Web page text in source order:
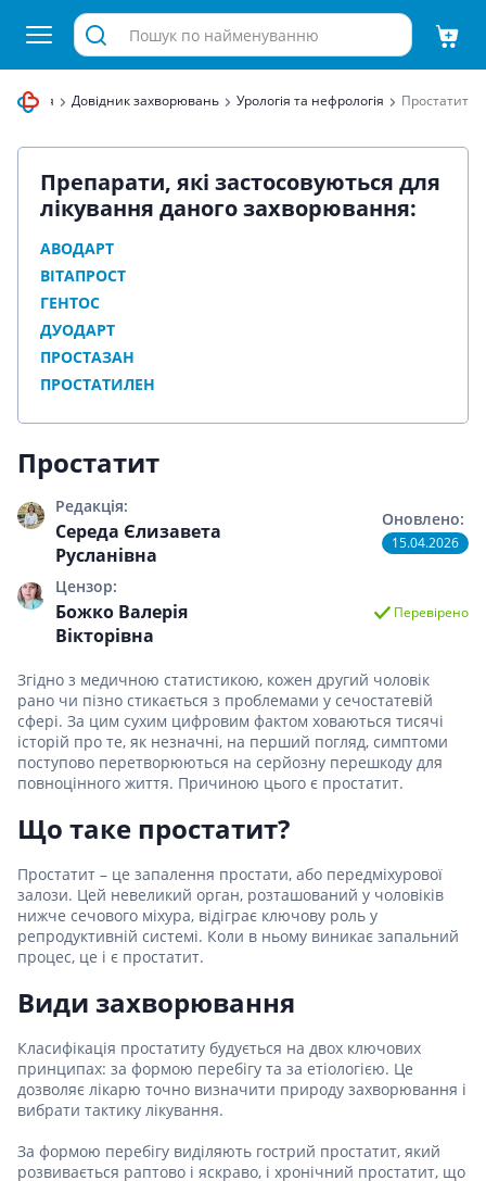
Довідник захворювань Урологія та нефрологія Простатит
Препарати, які застосовуються для
лікування даного захворювання:
АВОДАРТ
ВІТАПРОСТ
ГЕНТОС
ДУОДАРТ
ПРОСТАЗАН
ПРОСТАТИЛЕН
Простатит
Редакція:
Середа Єлизавета
Русланівна
Цензор:
Божко Валерія
Вікторівна
Оновлено:
15.04.2026
Перевірено
Згідно з медичною статистикою, кожен другий чоловік
рано чи пізно стикається з проблемами у сечостатевій
сфері. За цим сухим цифровим фактом ховаються тисячі
історій про те, як незначні, на перший погляд, симптоми
поступово перетворюються на серйозну перешкоду для
повноцінного життя. Причиною цього є простатит.
Що таке простатит?
Простатит – це запалення простати, або передміхурової
залози. Цей невеликий орган, розташований у чоловіків
нижче сечового міхура, відіграє ключову роль у
репродуктивній системі. Коли в ньому виникає запальний
процес, це і є простатит.
Види захворювання
Класифікація простатиту будується на двох ключових
принципах: за формою перебігу та за етіологією. Це
дозволяє лікарю точно визначити природу захворювання і
вибрати тактику лікування.
За формою перебігу виділяють гострий простатит, який
розвивається раптово і яскраво, і хронічний простатит, що